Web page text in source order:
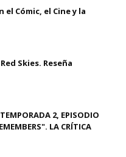
el Cómic, el Cine y la
Skies. Reseña
2, EPISODIO
LA CRÍTICA